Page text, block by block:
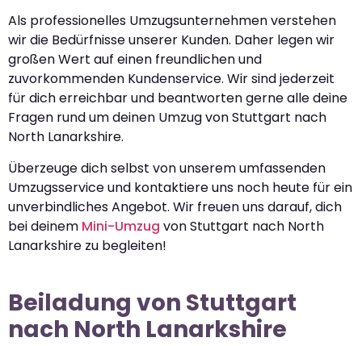
Als professionelles Umzugsunternehmen verstehen
wir die Bedürfnisse unserer Kunden. Daher legen wir
großen Wert auf einen freundlichen und
zuvorkommenden Kundenservice. Wir sind jederzeit
für dich erreichbar und beantworten gerne alle deine
Fragen rund um deinen Umzug von Stuttgart nach
North Lanarkshire.
Überzeuge dich selbst von unserem umfassenden
Umzugsservice und kontaktiere uns noch heute für ein
unverbindliches Angebot. Wir freuen uns darauf, dich
bei deinem Mini-Umzug von Stuttgart nach North
Lanarkshire zu begleiten!
Beiladung von Stuttgart
nach North Lanarkshire